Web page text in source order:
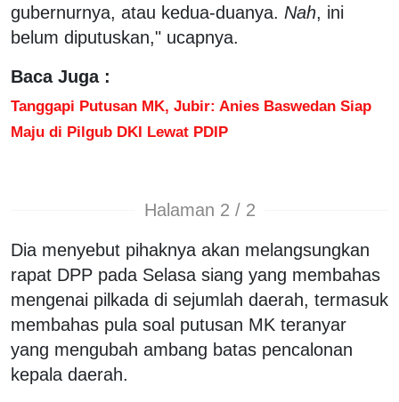
gubernurnya, atau kedua-duanya. Nah, ini
belum diputuskan," ucapnya.
Baca Juga :
Tanggapi Putusan MK, Jubir: Anies Baswedan Siap
Maju di Pilgub DKI Lewat PDIP
Halaman 2 / 2
Dia menyebut pihaknya akan melangsungkan
rapat DPP pada Selasa siang yang membahas
mengenai pilkada di sejumlah daerah, termasuk
membahas pula soal putusan MK teranyar
yang mengubah ambang batas pencalonan
kepala daerah.